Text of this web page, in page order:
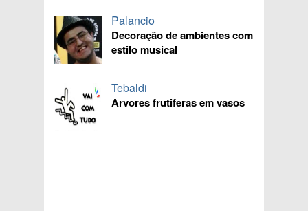
Palancio
Decoração de ambientes com
estilo musical
Tebaldi
Arvores frutiferas em vasos